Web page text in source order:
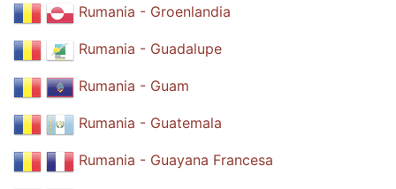
Rumania - Groenlandia
Rumania - Guadalupe
Rumania - Guam
Rumania - Guatemala
Rumania - Guayana Francesa